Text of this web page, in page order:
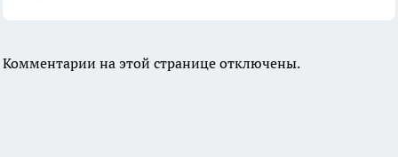
Комментарии на этой странице отключены.